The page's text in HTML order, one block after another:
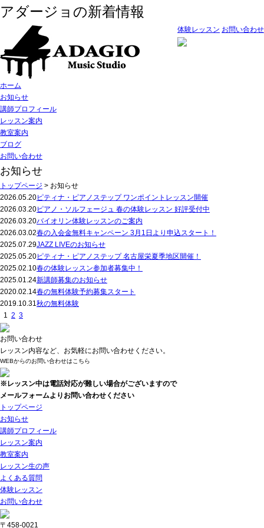
アダージョの新着情報
体験レッスン お問い合わせ
ホーム
お知らせ
講師プロフィール
レッスン案内
教室案内
ブログ
お問い合わせ
お知らせ
トップページ > お知らせ
2026.05.20ピティナ・ピアノステップ ワンポイントレッスン開催
2026.03.20ピアノ・ソルフェージュ 春の体験レッスン 好評受付中
2026.03.20バイオリン体験レッスンのご案内
2026.03.02春の入会金無料キャンペーン 3月1日より申込スタート！
2025.07.29JAZZ LIVEのお知らせ
2025.05.20ピティナ・ピアノステップ 名古屋栄夏季地区開催！
2025.02.10春の体験レッスン参加者募集中！
2025.01.24新講師募集のお知らせ
2020.02.14春の無料体験予約募集スタート
2019.10.31秋の無料体験
1 2 3
お問い合わせ
レッスン内容など、お気軽にお問い合わせください。
WEBからのお問い合わせはこちら
※レッスン中は電話対応が難しい場合がございますので
メールフォームよりお問い合わせください
トップページ
お知らせ
講師プロフィール
レッスン案内
教室案内
レッスン生の声
よくある質問
体験レッスン
お問い合わせ
〒458-0021